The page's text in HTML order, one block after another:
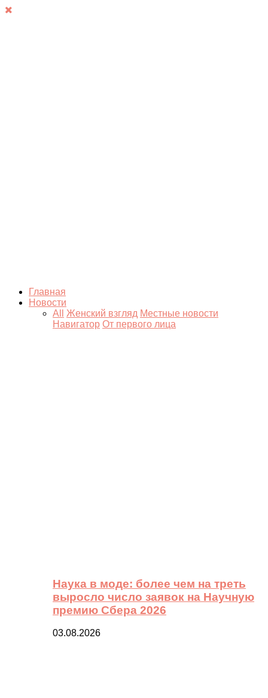
Главная
Новости
All
Женский взгляд Местные новости
Навигатор От первого лица
Наука в моде: более чем на треть
выросло число заявок на Научную
премию Сбера 2026
03.08.2026